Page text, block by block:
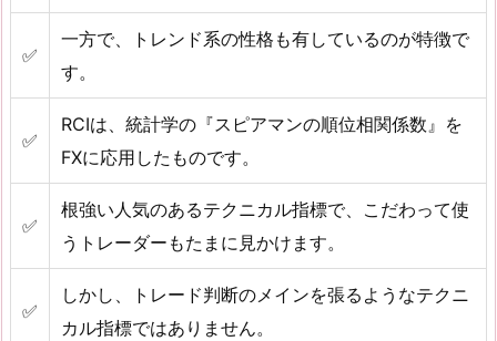
✅
一方で、トレンド系の性格も有しているのが特徴で
す。
✅
RCIは、統計学の『スピアマンの順位相関係数』を
FXに応用したものです。
✅
根強い人気のあるテクニカル指標で、こだわって使
うトレーダーもたまに見かけます。
✅
しかし、トレード判断のメインを張るようなテクニ
カル指標ではありません。